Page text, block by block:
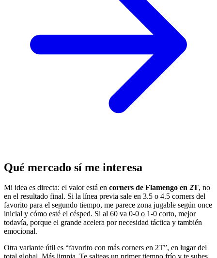
Qué mercado sí me interesa
Mi idea es directa: el valor está en corners de Flamengo en 2T, no
en el resultado final. Si la línea previa sale en 3.5 o 4.5 corners del
favorito para el segundo tiempo, me parece zona jugable según once
inicial y cómo esté el césped. Si al 60 va 0-0 o 1-0 corto, mejor
todavía, porque el grande acelera por necesidad táctica y también
emocional.
Otra variante útil es “favorito con más corners en 2T”, en lugar del